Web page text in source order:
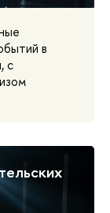
в
с